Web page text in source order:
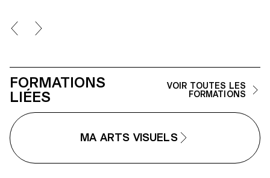
FORMATIONS
LIÉES
VOIR TOUTES LES
FORMATIONS
MA ARTS VISUELS